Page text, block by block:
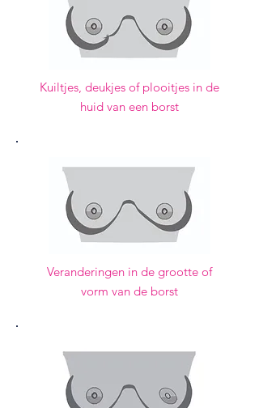
Kuiltjes, deukjes of plooitjes in de
huid van een borst
Veranderingen in de grootte of
vorm van de borst